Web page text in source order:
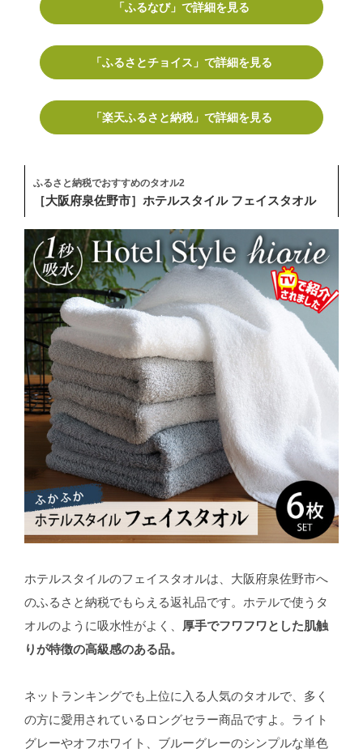
「ふるなび」で詳細を見る
「ふるさとチョイス」で詳細を見る
「楽天ふるさと納税」で詳細を見る
ふるさと納税でおすすめのタオル2
［大阪府泉佐野市］ホテルスタイル フェイスタオル
ホテルスタイルのフェイスタオルは、大阪府泉佐野市へ
のふるさと納税でもらえる返礼品です。ホテルで使うタ
オルのように吸水性がよく、 厚手でフワフワとした肌触
りが特徴の高級感のある品。
ネットランキングでも上位に入る人気のタオルで、多く
の方に愛用されているロングセラー商品ですよ。ライト
グレーやオフホワイト、ブルーグレーのシンプルな単色